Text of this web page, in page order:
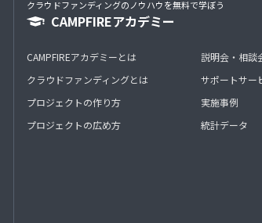
クラウドファンディングのノウハウを無料で学ぼう
CAMPFIREアカデミー
CAMPFIREアカデミーとは
クラウドファンディングとは
プロジェクトの作り方
プロジェクトの広め方
説明会・相談
サポートサー
実施事例
統計データ